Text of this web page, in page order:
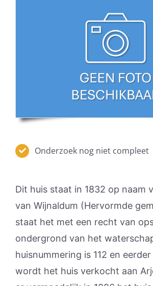
Onderzoek nog niet compleet
Dit huis staat in 1832 op naam
van Wijnaldum (Hervormde
staat het met een recht van
ondergrond van het
huisnummering is 112 en eerder
wordt het huis verkocht aan